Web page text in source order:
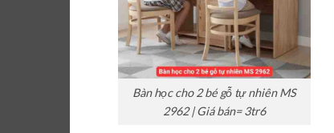
Bàn học cho 2 bé gỗ tự nhiên MS
2962 | Giá bán= 3tr6